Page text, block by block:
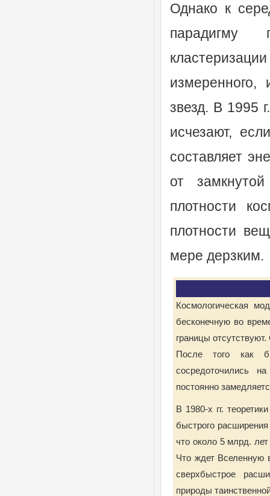
Однако к
парадигму
звезд. В 1995
исчезают,
составляет
от
плотности
плотности
мере дерзким.
Космологическая
бесконечную во
границы
После того как
сосредоточились
постоянно
В 1980-х гг.
быстрого
что около 5 млрд.
Что ждет Вселенную
сверхбыстрое
природы